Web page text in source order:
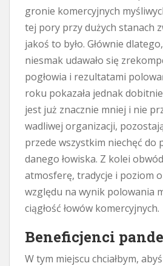
gronie komercyjnych
tej pory przy dużych stanach
jakoś to było. Głównie
niesmak udawało się
pogłowia i rezultatami
roku pokazała jednak
jest już znacznie mniej i nie
wadliwej organizacji,
przede wszystkim niechęć do
danego łowiska. Z kolei
atmosferę, tradycje i poziom
względu na wynik polowania
ciągłość łowów komercyjnych.
Beneficjenci
W tym miejscu chciałbym,